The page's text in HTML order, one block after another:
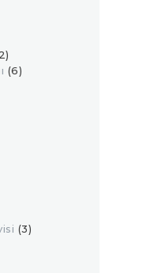
(6)
(3)